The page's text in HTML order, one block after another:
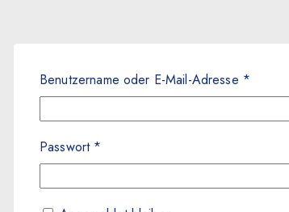
Benutzername oder E-Mail-Adresse *
Passwort *